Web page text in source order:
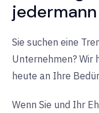
jedermann
Sie suchen eine
Unternehmen? Wir
heute an Ihre
Wenn Sie und Ihr